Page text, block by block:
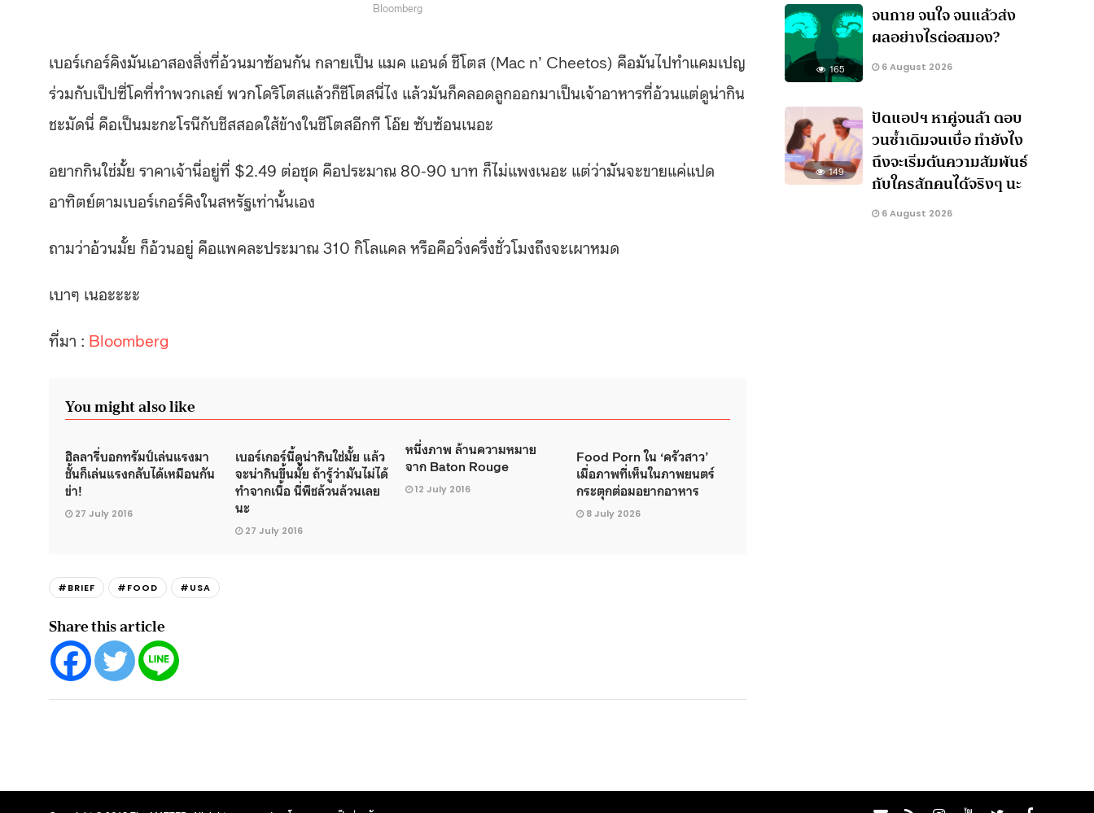
Bloomberg
เบอร์เกอร์คิงมันเอาสองสิ่งที่อ้วนมาซ้อนกัน กลายเป็น แมค แอนด์ ชีโตส (Mac n’ Cheetos) คือมันไปทำแคมเปญ
ร่วมกับเป็ปซี่โคที่ทำพวกเลย์ พวกโดริโตสแล้วก็ชีโตสนี่ไง แล้วมันก็คลอดลูกออกมาเป็นเจ้าอาหารที่อ้วนแต่ดูน่ากิน
ชะมัดนี่ คือเป็นมะกะโรนีกับชีสสอดใส้ข้างในชีโตสอีกที โอ๊ย ซับซ้อนเนอะ
อยากกินใช่มั้ย ราคาเจ้านี่อยู่ที่ $2.49 ต่อชุด คือประมาณ 80-90 บาท ก็ไม่แพงเนอะ แต่ว่ามันจะขายแค่แปด
อาทิตย์ตามเบอร์เกอร์คิงในสหรัฐเท่านั้นเอง
ถามว่าอ้วนมั้ย ก็อ้วนอยู่ คือแพคละประมาณ 310 กิโลแคล หรือคือวิ่งครึ่งชั่วโมงถึงจะเผาหมด
เบาๆ เนอะะะะ
ที่มา : Bloomberg
You might also like
ฮิลลารี่บอกทรัมป์เล่นแรงมา
ชั้นก็เล่นแรงกลับได้เหมือนกัน
ข่า!
27 July 2016
เบอร์เกอร์นี้ดูน่ากินใช่มั้ย แล้ว
จะน่ากินขึ้นมั้ย ถ้ารู้ว่ามันไม่ได้
ทำจากเนื้อ นี่พืชล้วนล้วนเลย
นะ
27 July 2016
หนึ่งภาพ ล้านความหมาย
จาก Baton Rouge
12 July 2016
Food Porn ใน ‘ครัวสาว’
เมื่อภาพที่เห็นในภาพยนตร์
กระตุกต่อมอยากอาหาร
8 July 2026
#BRIEF #FOOD #USA
Share this article
165
จนกาย จนใจ จนแล้วส่ง
ผลอย่างไรต่อสมอง?
6 August 2026
149
ปัดแอปฯ หาคู่จนล้า ตอบ
วนซ้ำเดิมจนเบื่อ ทำยังไง
ถึงจะเริ่มต้นความสัมพันธ์
กับใครสักคนได้จริงๆ นะ
6 August 2026